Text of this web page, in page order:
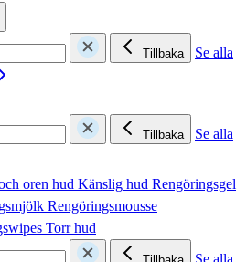
Tillbaka
Se alla
Tillbaka
Se alla
oren hud Känslig hud Rengöringsgel
Rengöringsmousse
Torr hud